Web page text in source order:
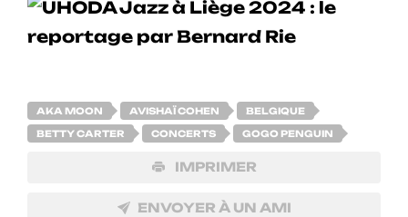
AKA MOON AVISHAÏ COHEN BELGIQUE
BETTY CARTER CONCERTS GOGO PENGUIN
IMPRIMER
ENVOYER À UN AMI